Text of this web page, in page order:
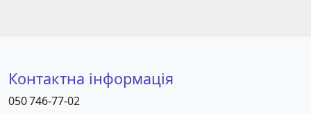
Контактна інформація
050 746-77-02